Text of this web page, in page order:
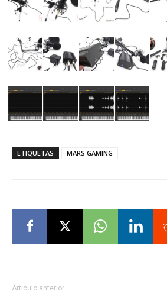
ETIQUETAS MARS GAMING
Artículo anterior